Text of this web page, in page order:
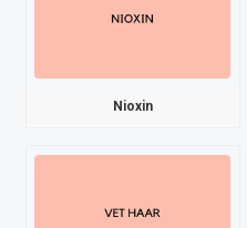
Nioxin